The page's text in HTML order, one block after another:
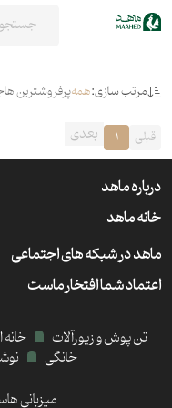
مرتب سازی:همهپرفروشترین ها
قبلی 1 بعدی
درباره ماهد
خانه ماهد
ماهد در شبکه های اجتماعی
اعتماد شما افتخار ماست
تن پوش و زیورآلات خانه
خانگی
میزبانی